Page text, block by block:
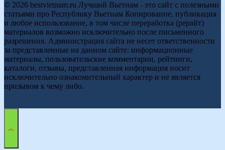
© 2026 bestvietnam.ru Лучший Вьетнам - это сайт с полезными
статьями про Республику Вьетнам Копирование, публикация
и любое использование, в том числе переработка (рерайт)
материалов возможно исключительно после письменного
разрешения. Администрация сайта не несет ответственности
за представленные на данном сайте: информационные
материалы, пользовательские комментарии, рейтинги,
каталоги, отзывы, представленная информация носит
исключительно ознакомительный характер и не является
призывом к чему либо.